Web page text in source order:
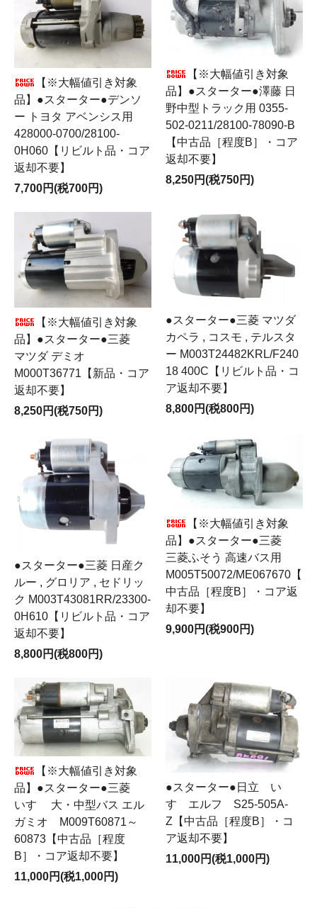
【※大幅値引き対象
品】●スターター●デンソ
ー トヨタ アベンシス用
428000-0700/28100-
0H060【リビルト品・コア
返却不要】
7,700円(税700円)
【※大幅値引き対象
品】●スターター●澤藤 日
野中型トラック用 0355-
502-0211/28100-78090-B
【中古品［程度B］・コア
返却不要】
8,250円(税750円)
【※大幅値引き対象
品】●スターター●三菱
マツダ デミオ
M000T36771【新品・コア
返却不要】
8,250円(税750円)
●スターター●三菱 マツダ
カペラ , コスモ , テルスタ
ー M003T24482KRL/F240
18 400C【リビルト品・コ
ア返却不要】
8,800円(税800円)
●スターター●三菱 日産ク
ルー , グロリア , セドリッ
ク M003T43081RR/23300-
0H610【リビルト品・コア
返却不要】
8,800円(税800円)
【※大幅値引き対象
品】●スターター●三菱
三菱ふそう 高速バス用
M005T50072/ME067670【
中古品［程度B］・コア返
却不要】
9,900円(税900円)
【※大幅値引き対象
品】●スターター●三菱
いすゞ 大・中型バス エル
ガミオ M009T60871～
60873【中古品［程度
B］・コア返却不要】
11,000円(税1,000円)
●スターター●日立 い
すゞエルフ S25-505A-
Z【中古品［程度B］・コ
ア返却不要】
11,000円(税1,000円)